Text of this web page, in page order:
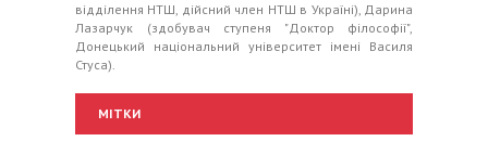
відділення НТШ, дійсний член НТШ в Україні), Дарина
Лазарчук (здобувач ступеня "Доктор філософії",
Донецький національний університет імені Василя
Стуса).
МІТКИ